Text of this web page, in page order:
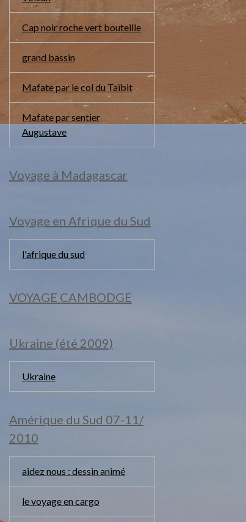
Cap noir roche vert bouteille
grand bassin
Mafate par le col du Taïbit
Mafate par sentier
Augustave
Voyage à Madagascar
Voyage en Afrique du Sud
l'afrique du sud
VOYAGE CAMBODGE
Ukraine (été 2009)
Ukraine
Amérique du Sud 07-11/
2010
aidez nous : dessin animé
le voyage en cargo